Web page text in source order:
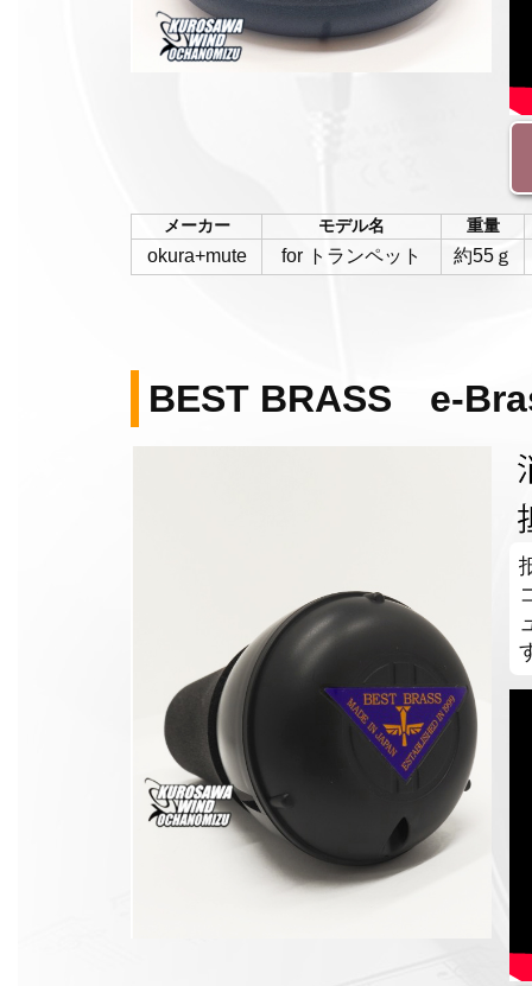
メーカー モデル名 重量
okura+mute for トランペット 約55ｇ
BEST BRASS e-